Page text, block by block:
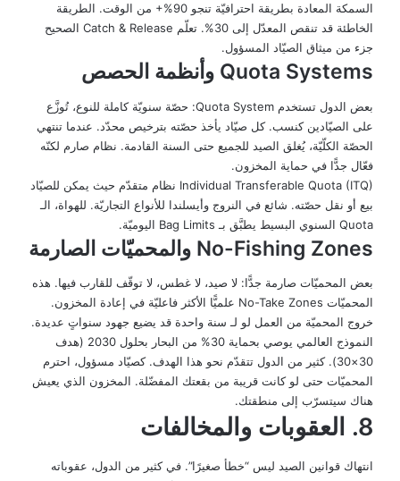
السمكة المعادة بطريقة احترافيّة تنجو 90%+ من الوقت. الطريقة
الخاطئة قد تنقص المعدّل إلى 30%. تعلّم Catch & Release الصحيح
جزء من ميثاق الصيّاد المسؤول.
Quota Systems وأنظمة الحصص
بعض الدول تستخدم Quota System: حصّة سنويّة كاملة للنوع، تُوزَّع
على الصيّادين كنسب. كل صيّاد يأخذ حصّته بترخيص محدّد. عندما تنتهي
الحصّة الكلّيّة، يُغلق الصيد للجميع حتى السنة القادمة. نظام صارم لكنّه
فعّال جدًّا في حماية المخزون.
Individual Transferable Quota (ITQ) نظام متقدّم حيث يمكن للصيّاد
بيع أو نقل حصّته. شائع في النروج وأيسلندا للأنواع التجاريّة. للهواة، الـ
Quota السنوي البسيط يطبَّق بـ Bag Limits اليوميّة.
No-Fishing Zones والمحميّات الصارمة
بعض المحميّات صارمة جدًّا: لا صيد، لا غطس، لا توقّف للقارب فيها. هذه
المحميّات No-Take Zones علميًّا الأكثر فاعليّة في إعادة المخزون.
خروج المحميّة من العمل لو لـ سنة واحدة قد يضيع جهود سنواتٍ عديدة.
النموذج العالمي يوصي بحماية 30% من البحار بحلول 2030 (هدف
30×30). كثير من الدول تتقدّم نحو هذا الهدف. كصيّاد مسؤول، احترم
المحميّات حتى لو كانت قريبة من بقعتك المفضّلة. المخزون الذي يعيش
هناك سيتسرّب إلى منطقتك.
8. العقوبات والمخالفات
انتهاك قوانين الصيد ليس “خطأ صغيرًا”. في كثير من الدول، عقوباته